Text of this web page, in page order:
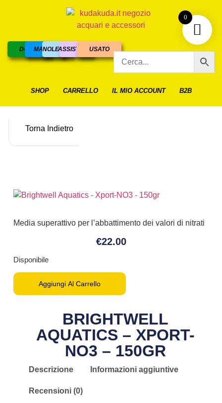
DOLCEMARINO
NOLEGGIOASSISTENZAUSATO
SHOP CARRELLO IL MIO ACCOUNT B2B
Torna Indietro
Media superattivo per l’abbattimento dei valori di nitrati
€22.00
Disponibile
Aggiungi Al Carrello
BRIGHTWELL
AQUATICS – XPORT-
NO3 – 150GR
Descrizione Informazioni aggiuntive
Recensioni (0)
0